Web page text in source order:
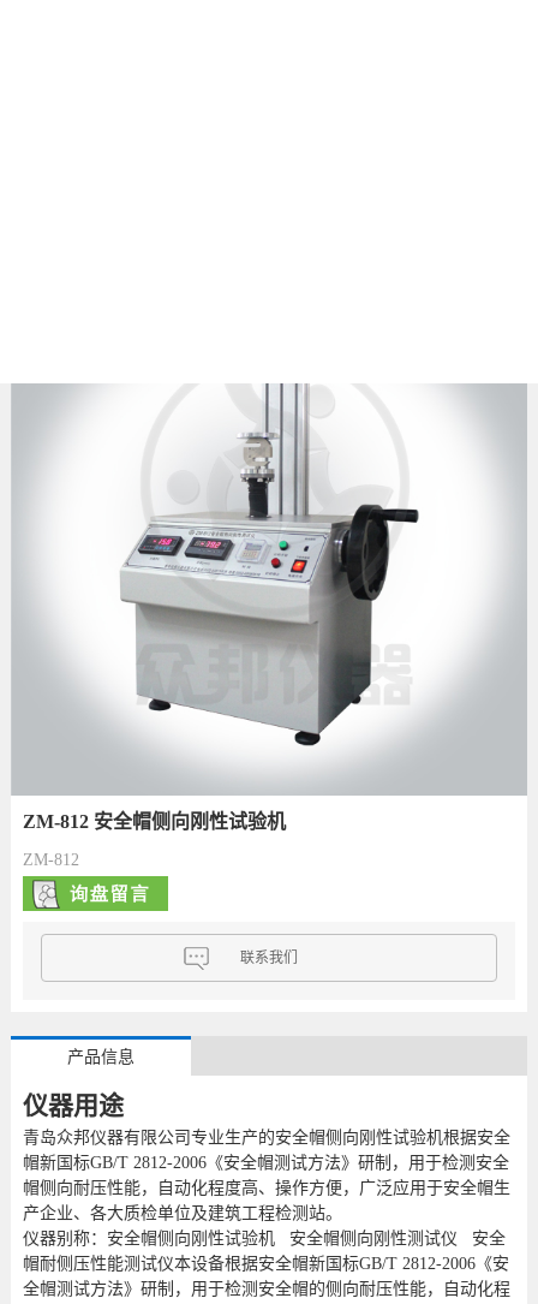
ZM-812 安全帽侧向刚性试验机
ZM-812
联系我们
产品信息
仪器用途
青岛众邦仪器有限公司专业生产的安全帽侧向刚性试验机根据安全
帽新国标GB/T 2812-2006《安全帽测试方法》研制，用于检测安全
帽侧向耐压性能，自动化程度高、操作方便，广泛应用于安全帽生
产企业、各大质检单位及建筑工程检测站。
仪器别称：安全帽侧向刚性试验机 安全帽侧向刚性测试仪 安全
帽耐侧压性能测试仪本设备根据安全帽新国标GB/T 2812-2006《安
全帽测试方法》研制，用于检测安全帽的侧向耐压性能，自动化程